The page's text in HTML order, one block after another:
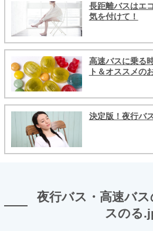
長距離バスはエ
気を付けて！
高速バスに乗る
ト＆オススメの
決定版！夜行バ
夜行バス・高速バ
スのる